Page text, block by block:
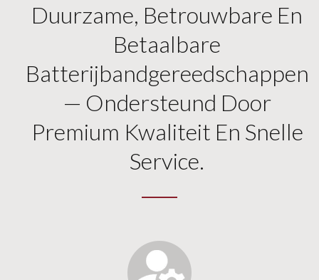
Duurzame, Betrouwbare En
Betaalbare
Batterijbandgereedschappen
— Ondersteund Door
Premium Kwaliteit En Snelle
Service.